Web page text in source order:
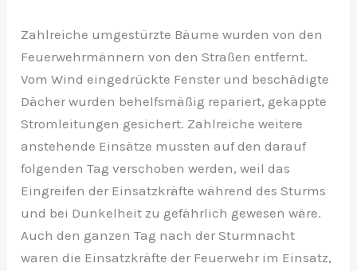
Zahlreiche umgestürzte Bäume wurden von den
Feuerwehrmännern von den Straßen entfernt.
Vom Wind eingedrückte Fenster und beschädigte
Dächer wurden behelfsmäßig repariert, gekappte
Stromleitungen gesichert. Zahlreiche weitere
anstehende Einsätze mussten auf den darauf
folgenden Tag verschoben werden, weil das
Eingreifen der Einsatzkräfte während des Sturms
und bei Dunkelheit zu gefährlich gewesen wäre.
Auch den ganzen Tag nach der Sturmnacht
waren die Einsatzkräfte der Feuerwehr im Einsatz,